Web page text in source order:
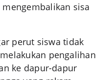
sisa
perut siswa tidak
pengalihan
ke dapur-dapur